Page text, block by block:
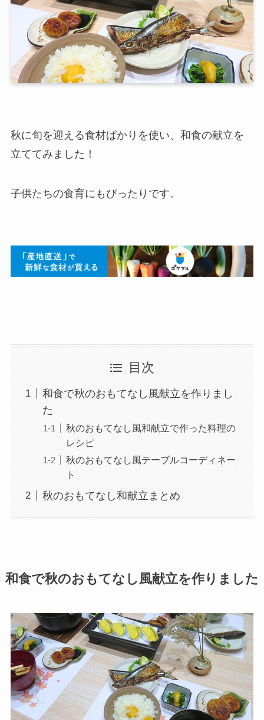
秋に旬を迎える食材ばかりを使い、和食の献立を
立ててみました！
子供たちの食育にもぴったりです。
目次
和食で秋のおもてなし風献立を作りまし
た
秋のおもてなし風和献立で作った料理の
レシピ
秋のおもてなし風テーブルコーディネー
ト
秋のおもてなし和献立まとめ
和食で秋のおもてなし風献立を作りました